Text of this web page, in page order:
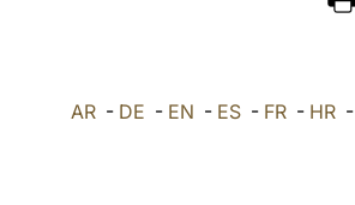
AR- DE - EN - ES- FR- HR-